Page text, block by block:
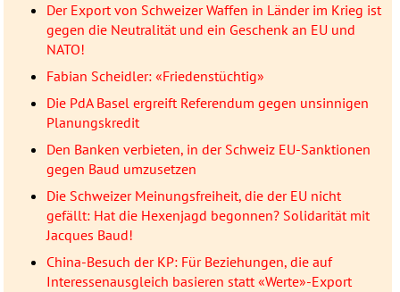
Der Export von Schweizer Waffen in Länder im Krieg ist
gegen die Neutralität und ein Geschenk an EU und
NATO!
Fabian Scheidler: «Friedenstüchtig»
Die PdA Basel ergreift Referendum gegen unsinnigen
Planungskredit
Den Banken verbieten, in der Schweiz EU-Sanktionen
gegen Baud umzusetzen
Die Schweizer Meinungsfreiheit, die der EU nicht
gefällt: Hat die Hexenjagd begonnen? Solidarität mit
Jacques Baud!
China-Besuch der KP: Für Beziehungen, die auf
Interessenausgleich basieren statt «Werte»-Export